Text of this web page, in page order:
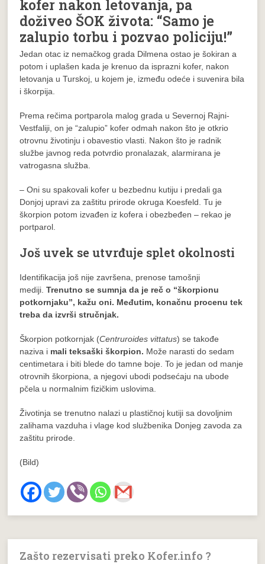
kofer nakon letovanja, pa
doživeo ŠOK života: “Samo je
zalupio torbu i pozvao policiju!”
Jedan otac iz nemačkog grada Dilmena ostao je šokiran a
potom i uplašen kada je krenuo da isprazni kofer, nakon
letovanja u Turskoj, u kojem je, između odeće i suvenira bila
i škorpija.
Prema rečima portparola malog grada u Severnoj Rajni-
Vestfaliji, on je “zalupio” kofer odmah nakon što je otkrio
otrovnu životinju i obavestio vlasti. Nakon što je radnik
službe javnog reda potvrdio pronalazak, alarmirana je
vatrogasna služba.
– Oni su spakovali kofer u bezbednu kutiju i predali ga
Donjoj upravi za zaštitu prirode okruga Koesfeld. Tu je
škorpion potom izvađen iz kofera i obezbeđen – rekao je
portparol.
Još uvek se utvrđuje splet okolnosti
Identifikacija još nije završena, prenose tamošnji
mediji. Trenutno se sumnja da je reč o “škorpionu
potkornjaku”, kažu oni. Međutim, konačnu procenu tek
treba da izvrši stručnjak.
Škorpion potkornjak (Centruroides vittatus) se takođe
naziva i mali teksaški škorpion. Može narasti do sedam
centimetara i biti blede do tamne boje. To je jedan od manje
otrovnih škorpiona, a njegovi ubodi podsećaju na ubode
pčela u normalnim fizičkim uslovima.
Životinja se trenutno nalazi u plastičnoj kutiji sa dovoljnim
zalihama vazduha i vlage kod službenika Donjeg zavoda za
zaštitu prirode.
(Bild)
Zašto rezervisati preko Kofer.info ?